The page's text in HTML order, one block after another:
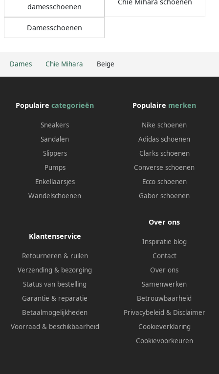
Dames Chie Mihara Beige
damesschoenen
Damesschoenen
Populaire categorieën
Sneakers
Sandalen
Slippers
Pumps
Enkellaarsjes
Wandelschoenen
Populaire merken
Nike schoenen
Adidas schoenen
Clarks schoenen
Converse schoenen
Ecco schoenen
Gabor schoenen
Klantenservice
Retourneren & ruilen
Verzending & bezorging
Status van bestelling
Garantie & reparatie
Betaalmogelijkheden
Voorraad & beschikbaarheid
Over ons
Inspiratie blog
Contact
Over ons
Samenwerken
Betrouwbaarheid
Privacybeleid & Disclaimer
Cookieverklaring
Cookievoorkeuren